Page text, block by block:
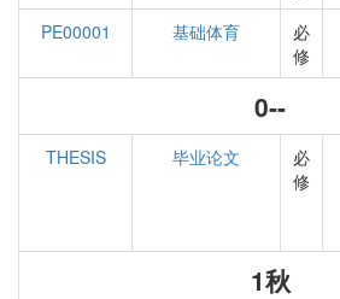
PE00001
基础体育
必
修
0--
THESIS 毕业论文
必
修
1秋